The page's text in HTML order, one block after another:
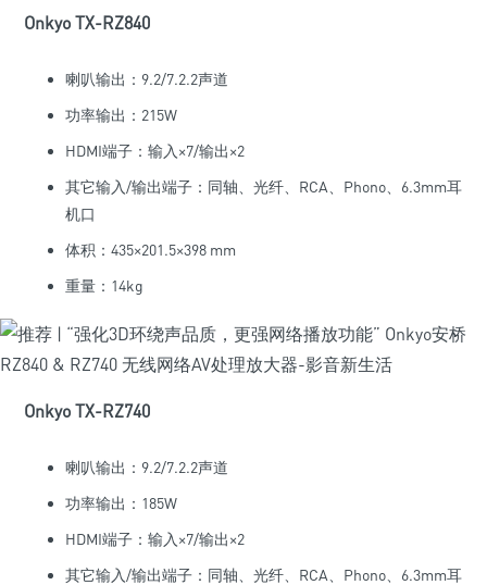
Onkyo TX-RZ840
喇叭输出：9.2/7.2.2声道
功率输出：215W
HDMI端子：输入×7/输出×2
其它输入/输出端子：同轴、光纤、RCA、Phono、6.3mm耳
机口
体积：435×201.5×398 mm
重量：14kg
Onkyo TX-RZ740
喇叭输出：9.2/7.2.2声道
功率输出：185W
HDMI端子：输入×7/输出×2
其它输入/输出端子：同轴、光纤、RCA、Phono、6.3mm耳